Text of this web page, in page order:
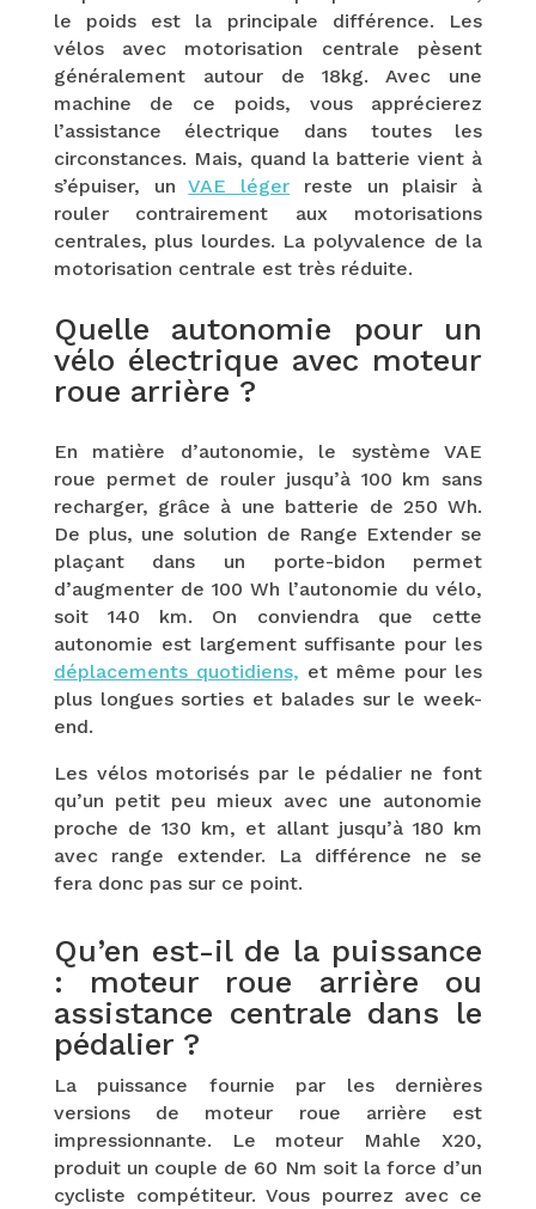
le poids est la principale différence. Les
vélos avec motorisation centrale pèsent
généralement autour de 18kg. Avec une
machine de ce poids, vous apprécierez
l’assistance électrique dans toutes les
circonstances. Mais, quand la batterie vient à
s’épuiser, unVAE léger reste un plaisir à
rouler contrairement aux motorisations
centrales, plus lourdes. La polyvalence de la
motorisation centrale est très réduite.
Quelle autonomie pour un
vélo électrique avec moteur
roue arrière ?
En matière d’autonomie, le système VAE
roue permet de rouler jusqu’à 100 km sans
recharger, grâce à une batterie de 250 Wh.
De plus, une solution de Range Extender se
plaçant dans un porte-bidon permet
d’augmenter de 100 Wh l’autonomie du vélo,
soit 140 km. On conviendra que cette
autonomie est largement suffisante pour les
déplacements quotidiens, et même pour les
plus longues sorties et balades sur le week-
end.
Les vélos motorisés par le pédalier ne font
qu’un petit peu mieux avec une autonomie
proche de 130 km, et allant jusqu’à 180 km
avec range extender. La différence ne se
fera donc pas sur ce point.
Qu’en est-il de la puissance
: moteur roue arrière ou
assistance centrale dans le
pédalier ?
La puissance fournie par les dernières
versions de moteur roue arrière est
impressionnante. Le moteur Mahle X20,
produit un couple de 60 Nm soit la force d’un
cycliste compétiteur. Vous pourrez avec ce